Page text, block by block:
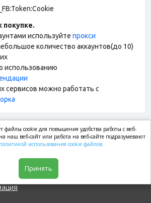
покупке.
используйте прокси
количество аккаунтов(до 10)
использованию
сервисов можно работать с
файлы cookie для повышения удобства работы с веб-
наш веб-сайт или работа на веб-сайте подразумевают
политикой использования cookie файлов.
Принять